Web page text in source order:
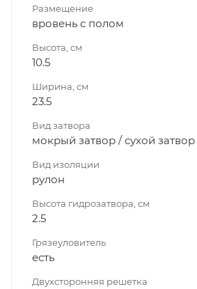
Размещение
вровень с полом
Высота, см
10.5
Ширина, см
23.5
Вид затвора
мокрый затвор / сухой затвор
Вид изоляции
рулон
Высота гидрозатвора, см
2.5
Грязеуловитель
есть
Двухсторонняя решетка